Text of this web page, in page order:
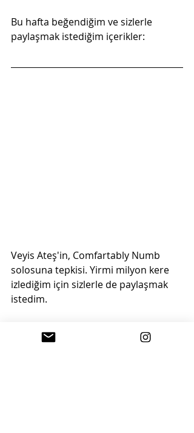
Bu hafta beğendiğim ve sizlerle
paylaşmak istediğim içerikler:
Veyis Ateş'in, Comfartably Numb
solosuna tepkisi. Yirmi milyon kere
izlediğim için sizlerle de paylaşmak
istedim.
Platform: